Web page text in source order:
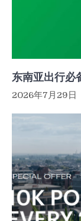
东南亚出行必
2026年7月29日